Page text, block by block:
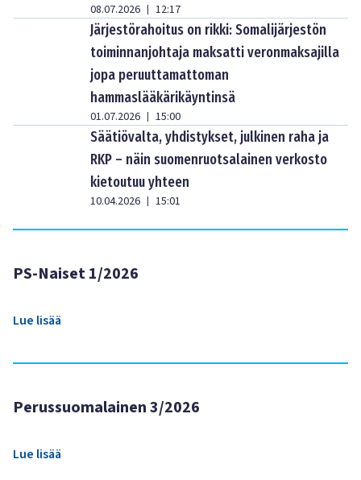
08.07.2026 | 12:17
Järjestörahoitus on rikki: Somalijärjestön
toiminnanjohtaja maksatti veronmaksajilla
jopa peruuttamattoman
hammaslääkärikäyntinsä
01.07.2026 | 15:00
Säätiövalta, yhdistykset, julkinen raha ja
RKP – näin suomenruotsalainen verkosto
kietoutuu yhteen
10.04.2026 | 15:01
PS-Naiset 1/2026
Lue lisää
Perussuomalainen 3/2026
Lue lisää